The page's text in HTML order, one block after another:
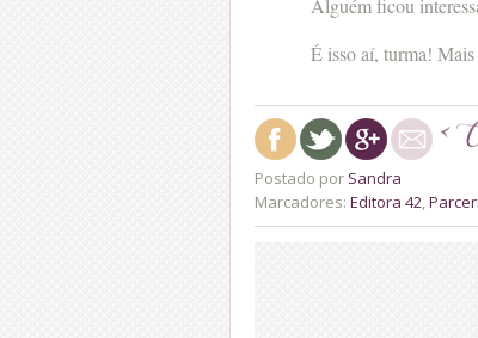
É isso aí, turma!
Postado por Sandra
Marcadores: Editora 42